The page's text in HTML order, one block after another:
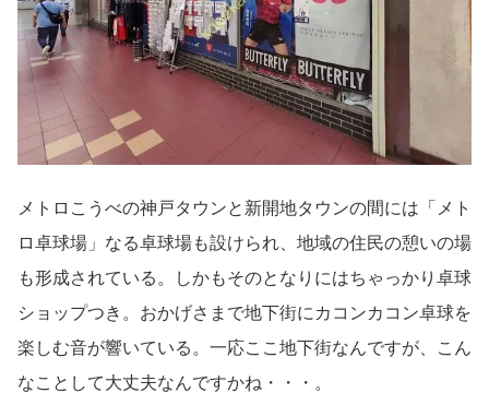
メトロこうべの神戸タウンと新開地タウンの間には「メト
ロ卓球場」なる卓球場も設けられ、地域の住民の憩いの場
も形成されている。しかもそのとなりにはちゃっかり卓球
ショップつき。おかげさまで地下街にカコンカコン卓球を
楽しむ音が響いている。一応ここ地下街なんですが、こん
なことして大丈夫なんですかね・・・。